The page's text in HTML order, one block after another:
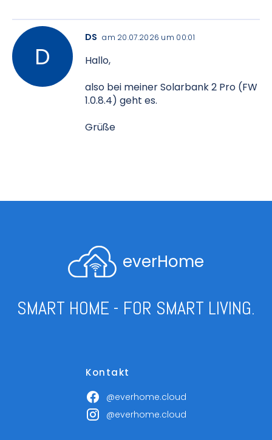
DS am 20.07.2026 um 00:01
Hallo,
also bei meiner Solarbank 2 Pro (FW
1.0.8.4) geht es.
Grüße
everHome
SMART HOME - FOR SMART LIVING.
Kontakt
@everhome.cloud
@everhome.cloud